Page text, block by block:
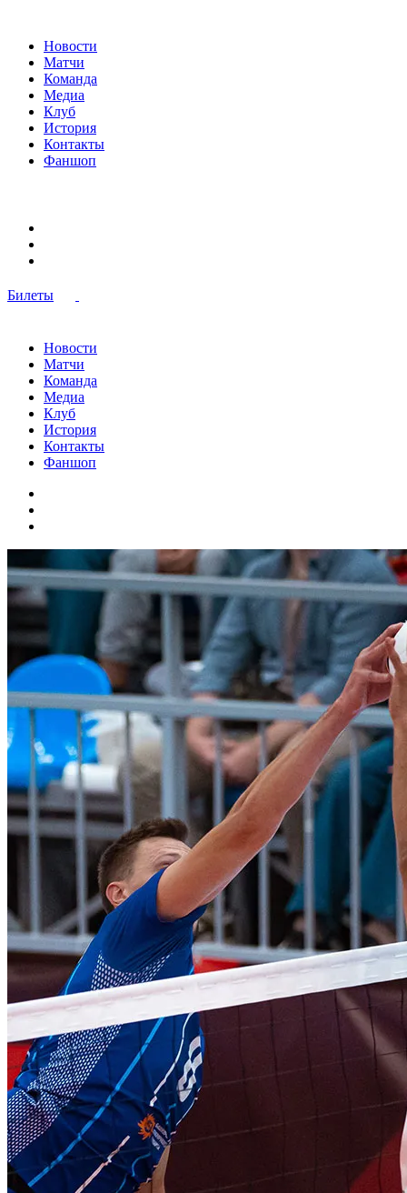
Новости
Матчи
Команда
Медиа
Клуб
История
Контакты
Фаншоп
Билеты
Новости
Матчи
Команда
Медиа
Клуб
История
Контакты
Фаншоп